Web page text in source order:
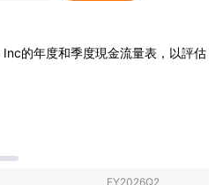
的年度和季度現金流量表，以評估
FY2026Q2